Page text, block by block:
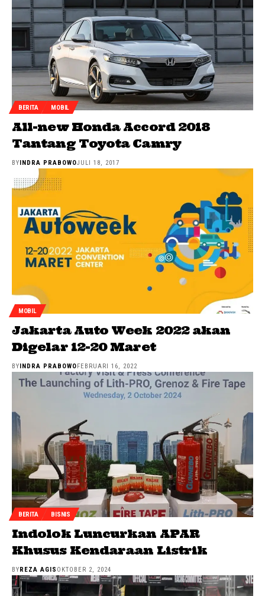
BERITA MOBIL
All-new Honda Accord 2018
Tantang Toyota Camry
BY INDRA PRABOWOJULI 18, 2017
MOBIL
Jakarta Auto Week 2022 akan
Digelar 12-20 Maret
BY INDRA PRABOWO FEBRUARI 16, 2022
BERITA BISNIS
Indolok Luncurkan APAR
Khusus Kendaraan Listrik
BYREZA AGIS OKTOBER 2, 2024